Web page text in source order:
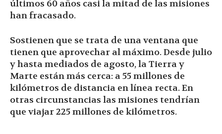
últimos 60 años casi la mitad de las misiones
han fracasado.
Sostienen que se trata de una ventana que
tienen que aprovechar al máximo. Desde julio
y hasta mediados de agosto, la Tierra y
Marte están más cerca: a 55 millones de
kilómetros de distancia en línea recta. En
otras circunstancias las misiones tendrían
que viajar 225 millones de kilómetros.